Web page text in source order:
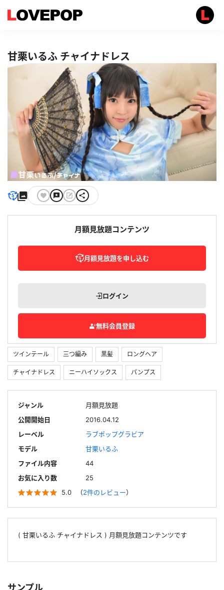
甘栗いるふ チャイナドレス
ツインテール 三つ編み 黒髪 ロングヘア
チャイナドレス ニーハイソックス パンプス
ジャンル
月額見放題
公開開始日
2016.04.12
レーベル
ラブポップグラビア
モデル
甘栗いるふ
ファイル内容
44
お気に入り数
25
5.0
（2件のレビュー）
( 甘栗いるふ チャイナドレス ) 月額見放題コンテンツです
月額見放題コンテンツ
月額見放題を申し込む
ログイン
無料会員登録
サンプル